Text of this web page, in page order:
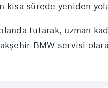
en kısa sürede yeniden
tutarak, uzman
BMW servisi